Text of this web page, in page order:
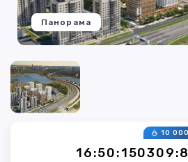
Панорама
16:50:150309:8
10